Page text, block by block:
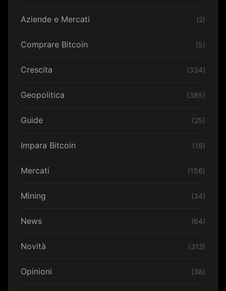
Aziende e Mercati (2)
Comprare Bitcoin (5)
Crescita (334)
Geopolitica (385)
Guide (25)
Impara Bitcoin (18)
Mercati (156)
Mining (34)
News (64)
Novità (312)
Opinioni (38)